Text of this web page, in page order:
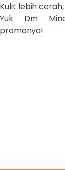
Kulit lebih
Yuk Dm
promonya!